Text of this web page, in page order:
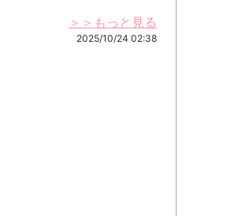
＞＞もっと見る
2025/10/24 02:38